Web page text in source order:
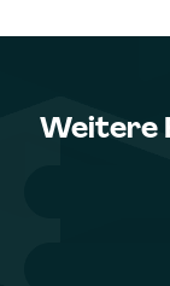
Weitere